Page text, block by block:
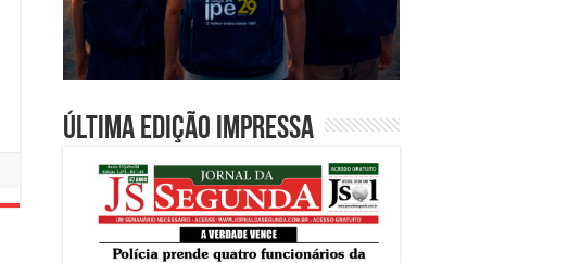
Última edição impressa